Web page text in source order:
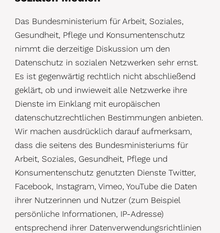
Das Bundesministerium für Arbeit, Soziales,
Gesundheit, Pflege und Konsumentenschutz
nimmt die derzeitige Diskussion um den
Datenschutz in sozialen Netzwerken sehr ernst.
Es ist gegenwärtig rechtlich nicht abschließend
geklärt, ob und inwieweit alle Netzwerke ihre
Dienste im Einklang mit europäischen
datenschutzrechtlichen Bestimmungen anbieten.
Wir machen ausdrücklich darauf aufmerksam,
dass die seitens des Bundesministeriums für
Arbeit, Soziales, Gesundheit, Pflege und
Konsumentenschutz genutzten Dienste Twitter,
Facebook, Instagram, Vimeo, YouTube die Daten
ihrer Nutzerinnen und Nutzer (zum Beispiel
persönliche Informationen, IP-Adresse)
entsprechend ihrer Datenverwendungsrichtlinien